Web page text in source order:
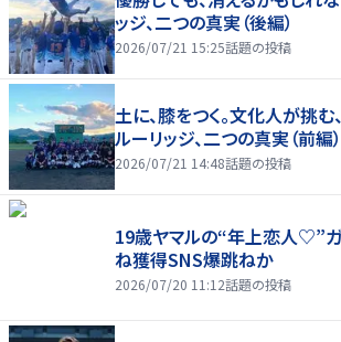
ッジ、二つの真実（後編）
2026/07/21 15:25話題の投稿
土に、膝をつく。文化人が挑む
ルーリッジ、二つの真実（前編）
2026/07/21 14:48話題の投稿
19歳ヤマルの“年上恋人♡”ガ
ね獲得SNS爆跳ねか
2026/07/20 11:12話題の投稿